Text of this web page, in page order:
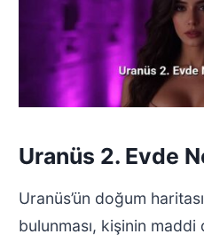
Uranüs 2. Evde
Uranüs’ün doğum
bulunması, kişinin